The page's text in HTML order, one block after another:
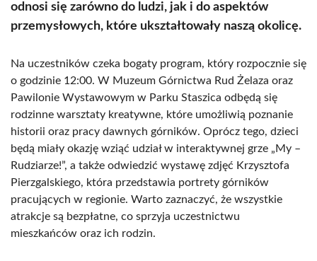
odnosi się zarówno do ludzi, jak i do aspektów
przemysłowych, które ukształtowały naszą okolicę.
Na uczestników czeka bogaty program, który rozpocznie się
o godzinie 12:00. W Muzeum Górnictwa Rud Żelaza oraz
Pawilonie Wystawowym w Parku Staszica odbędą się
rodzinne warsztaty kreatywne, które umożliwią poznanie
historii oraz pracy dawnych górników. Oprócz tego, dzieci
będą miały okazję wziąć udział w interaktywnej grze „My –
Rudziarze!”, a także odwiedzić wystawę zdjęć Krzysztofa
Pierzgalskiego, która przedstawia portrety górników
pracujących w regionie. Warto zaznaczyć, że wszystkie
atrakcje są bezpłatne, co sprzyja uczestnictwu
mieszkańców oraz ich rodzin.